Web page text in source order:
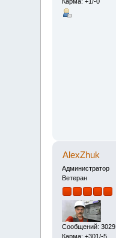
AlexZhuk
Администратор
Ветеран
Сообщений: 3029
Карма: +301/-5